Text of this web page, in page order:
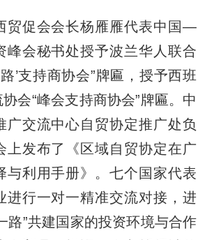
促会会长杨雁雁代表中国—
峰会秘书处授予波兰华人联合
’支持商协会”牌匾，授予西班
会“峰会支持商协会”牌匾。中
广交流中心自贸协定推广处负
上发布了《区域自贸协定在广
与利用手册》。七个国家代表
进行一对一精准交流对接，进
路”共建国家的投资环境与合作